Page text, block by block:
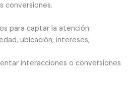
conversiones.
para captar la atención
ubicación, intereses,
interacciones o conversiones